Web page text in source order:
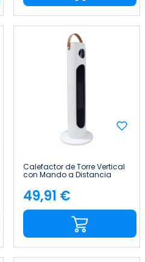
Calefactor de Torre Vertical
con Mando a Distancia
Precio
49,91 €